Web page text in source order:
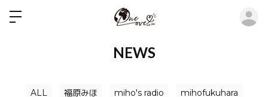
NEWS
ALL 福原みほ miho's radio mihofukuhara